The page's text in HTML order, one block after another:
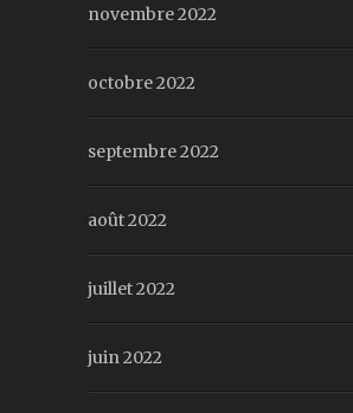
novembre 2022
octobre 2022
septembre 2022
août 2022
juillet 2022
juin 2022